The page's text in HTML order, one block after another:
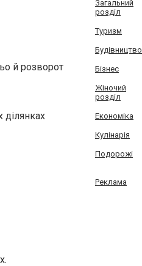
й розворот
ділянках
Загальний
розділ
Туризм
Будівництво
Бізнес
Жіночий
розділ
Економіка
Кулінарія
Подорожі
Реклама